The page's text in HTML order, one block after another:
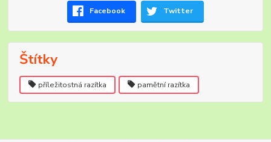
Facebook Twitter
Štítky
příležitostná razítka pamětní razítka